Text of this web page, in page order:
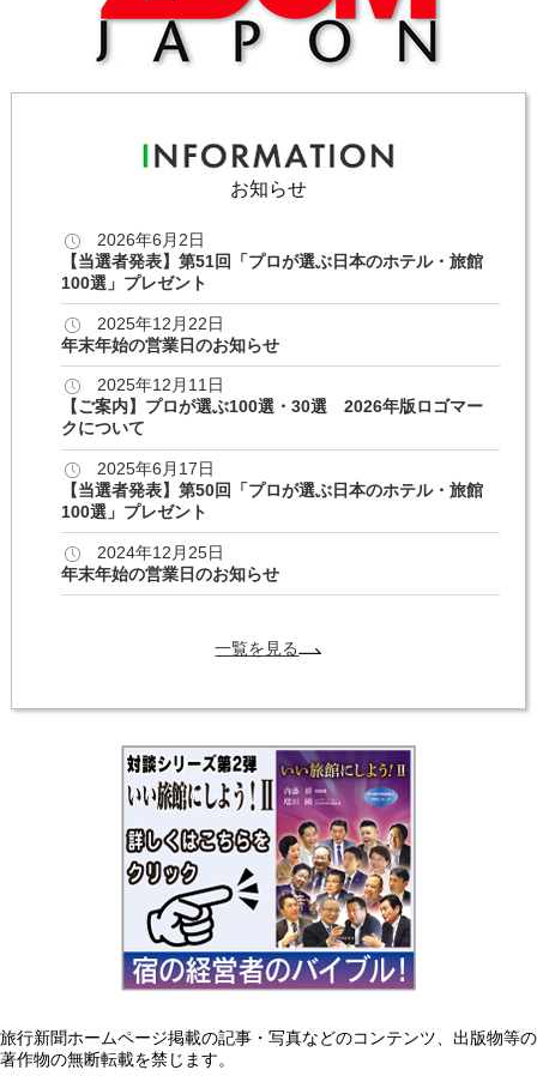
お知らせ
2026年6月2日
【当選者発表】第51回「プロが選ぶ日本のホテル・旅館
100選」プレゼント
2025年12月22日
年末年始の営業日のお知らせ
2025年12月11日
【ご案内】プロが選ぶ100選・30選 2026年版ロゴマー
クについて
2025年6月17日
【当選者発表】第50回「プロが選ぶ日本のホテル・旅館
100選」プレゼント
2024年12月25日
年末年始の営業日のお知らせ
一覧を見る
旅行新聞ホームページ掲載の記事・写真などのコンテンツ、出版物等の
著作物の無断転載を禁じます。